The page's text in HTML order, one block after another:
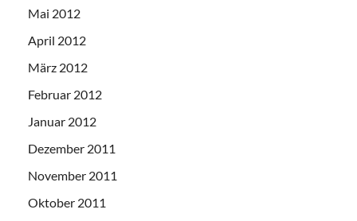
Mai 2012
April 2012
März 2012
Februar 2012
Januar 2012
Dezember 2011
November 2011
Oktober 2011